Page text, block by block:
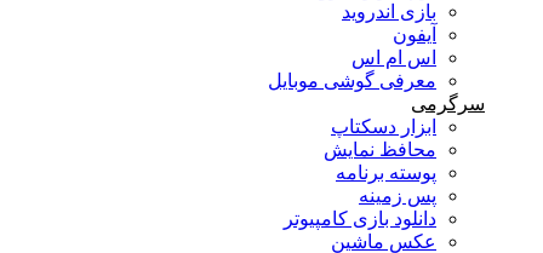
بازی اندروید
آیفون
اس ام اس
معرفی گوشی موبایل
سرگرمی
ابزار دسکتاپ
محافظ نمایش
پوسته برنامه
پس زمینه
دانلود بازی کامپیوتر
عکس ماشین